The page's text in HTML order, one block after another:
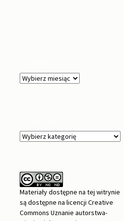
Archiwa
Kategorie
Materiały dostępne na tej witrynie
są dostępne na licencji Creative
Commons Uznanie autorstwa-